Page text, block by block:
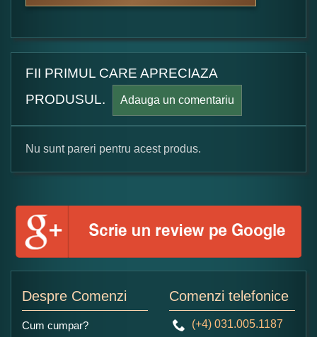
FII PRIMUL CARE APRECIAZA
PRODUSUL.
Adauga un comentariu
Formular pareri client
Numele dumneavoastra:
Nu sunt pareri pentru acest produs.
Despre Comenzi
Cum cumpar?
Comenzi telefonice
(+4) 031.005.1187